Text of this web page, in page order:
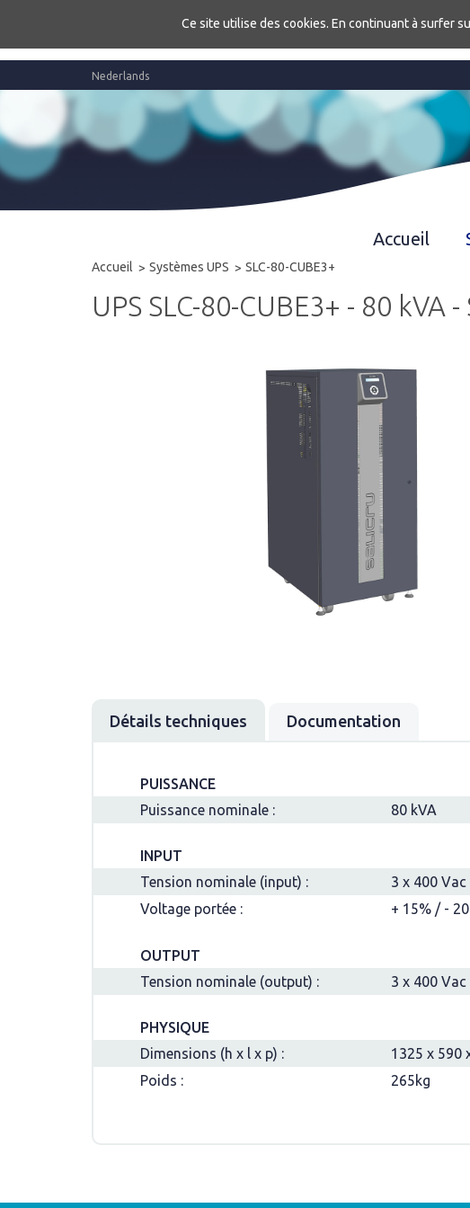
Ce site utilise des cookies. En continuant à surfer
Nederlands
Accueil
Accueil Systèmes UPS SLC-80-CUBE3+
UPS SLC-80-CUBE3+ - 80 kVA -
Détails techniques Documentation
PUISSANCE
Puissance nominale :
80 kVA
INPUT
Tension nominale (input) :
3 x 400 Vac
Voltage portée :
+ 15% / -
OUTPUT
Tension nominale (output) :
3 x 400 Vac
PHYSIQUE
Dimensions (h x l x p) :
1325 x 590
Poids :
265kg